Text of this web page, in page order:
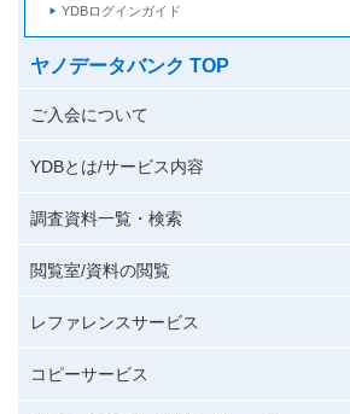
YDBログインガイド
ヤノデータバンク TOP
ご入会について
YDBとは/サービス内容
調査資料一覧・検索
閲覧室/資料の閲覧
レファレンスサービス
コピーサービス